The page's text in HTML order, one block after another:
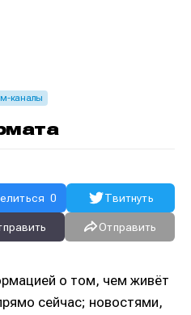
каналы
0 Твитнуть
Отправить
о том, чем живёт
сейчас; новостями,